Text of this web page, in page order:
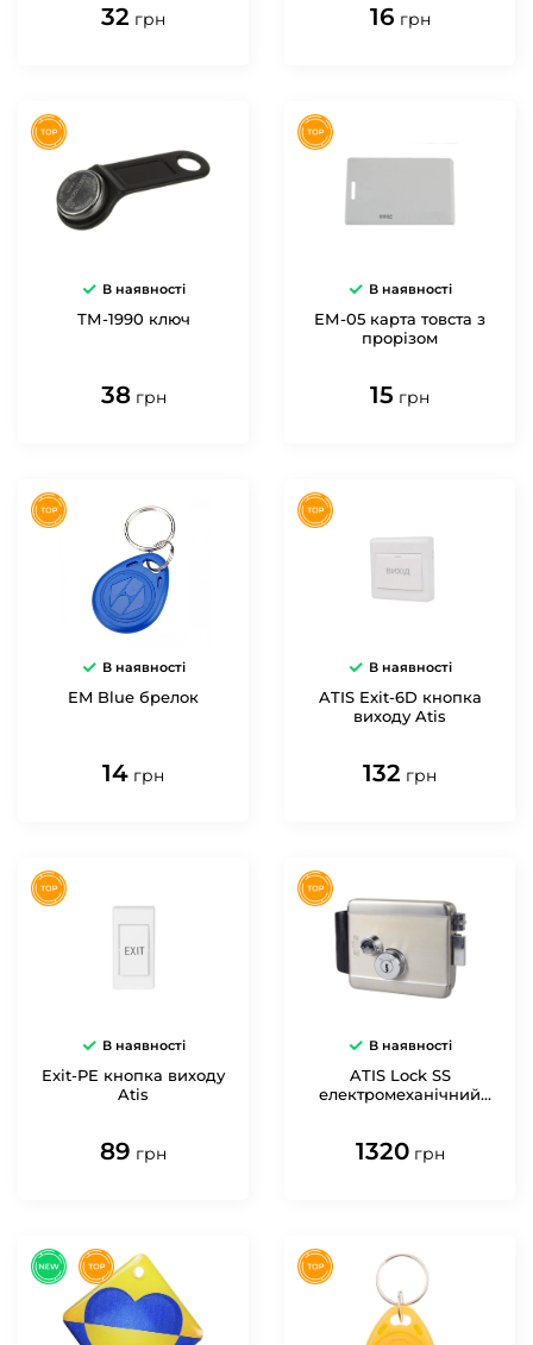
32 грн 16 грн
В наявності
ТМ-1990 ключ
38 грн
В наявності
ЕМ-05 карта товста з
прорізом
15 грн
В наявності
EM Blue брелок
14 грн
В наявності
ATIS Exit-6D кнопка
виходу Atis
132 грн
В наявності
Exit-PE кнопка виходу
Atis
89 грн
В наявності
ATIS Lock SS
електромеханічний
1320 грн